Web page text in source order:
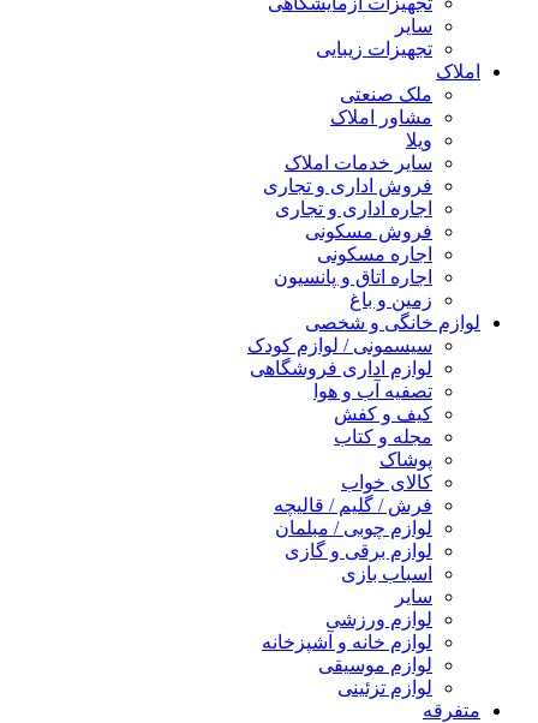
سایر
تجهیزات زیبایی
املاک
ملک صنعتی
مشاور املاک
ویلا
سایر خدمات املاک
فروش اداری و تجاری
اجاره اداری و تجاری
فروش مسکونی
اجاره مسکونی
اجاره اتاق و پانسیون
زمین و باغ
لوازم خانگی و شخصی
سیسمونی / لوازم کودک
لوازم اداری فروشگاهی
تصفیه آب و هوا
کیف و کفش
مجله و کتاب
پوشاک
کالای خواب
فرش / گلیم / قالیچه
لوازم چوبی / مبلمان
لوازم برقی و گازی
اسباب بازی
سایر
لوازم ورزشی
لوازم خانه و آشپزخانه
لوازم موسیقی
لوازم تزئینی
متفرقه